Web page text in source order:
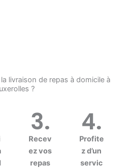
livraison de repas à domicile à
?
3.
Recev
ez vos
repas
4.
Profite
z d’un
servic